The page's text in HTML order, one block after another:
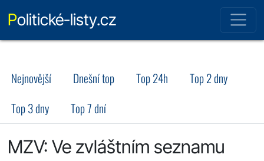
Politické-listy.cz
Nejnovější Dnešní top Top 24h
Top 2 dny
Top 3 dny
Top 7 dní
MZV: Ve zvláštním seznamu